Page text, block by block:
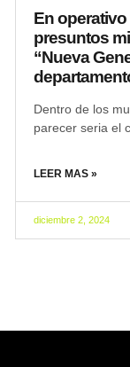
En
presuntos
“Nueva
Dentro de los
parecer seria el
LEER MAS »
diciembre 2, 2024